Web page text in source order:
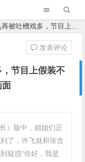
目上假装不认识张含韵，被网友扒出同框画面
，节目上假装不
发表评论
）版中，姐姐们正
了，许飞就和张含
疑惑“你好，我是